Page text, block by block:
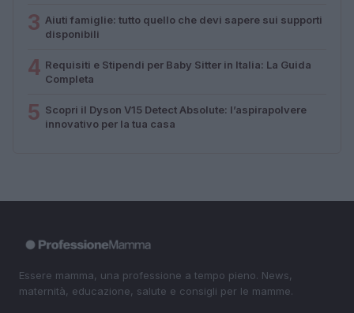
3 Aiuti famiglie: tutto quello che devi sapere sui supporti
disponibili
4 Requisiti e Stipendi per Baby Sitter in Italia: La Guida
Completa
5 Scopri il Dyson V15 Detect Absolute: l’aspirapolvere
innovativo per la tua casa
Essere mamma, una professione a tempo pieno. News,
maternità, educazione, salute e consigli per le mamme.